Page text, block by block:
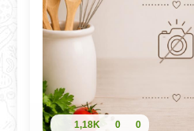
1,18K 0 0